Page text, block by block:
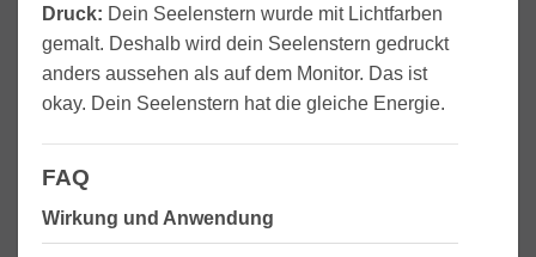
Druck: Dein Seelenstern wurde mit Lichtfarben
gemalt. Deshalb wird dein Seelenstern gedruckt
anders aussehen als auf dem Monitor. Das ist
okay. Dein Seelenstern hat die gleiche Energie.
FAQ
Wirkung und Anwendung